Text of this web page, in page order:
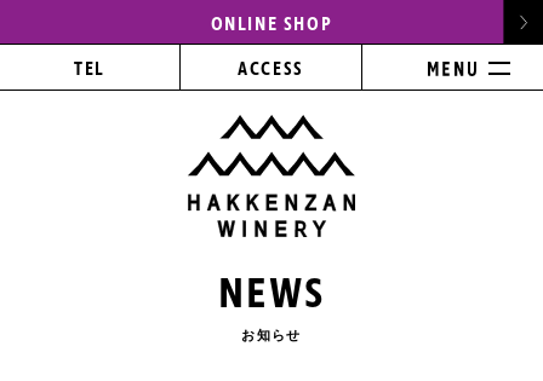
ONLINE SHOP
TEL ACCESS
NEWS
お知らせ